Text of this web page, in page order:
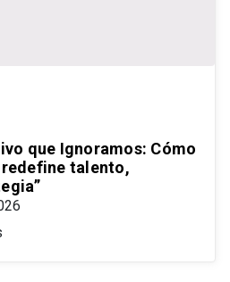
que Ignoramos: Cómo
talento,